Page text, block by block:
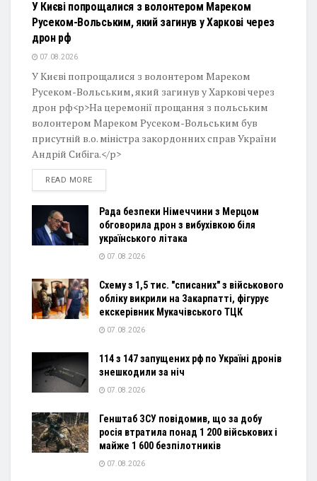
У Києві попрощалися з волонтером Мареком
Русеком-Вольським, який загинув у Харкові через
дрон рф
07.08.2026
У Києві попрощалися з волонтером Мареком
Русеком-Вольським, який загинув у Харкові через
дрон рф<p>На церемонії прощання з польським
волонтером Мареком Русеком-Вольським був
присутній в.о. міністра закордонних справ України
Андрій Сибіга.</p>
READ MOREDETAILS
Рада безпеки Німеччини з Мерцом
обговорила дрон з вибухівкою біля
українського літака
07.08.2026
Схему з 1,5 тис. "списаних" з військового
обліку викрили на Закарпатті, фігурує
екскерівник Мукачівського ТЦК
07.08.2026
114 з 147 запущених рф по Україні дронів
знешкодили за ніч
07.08.2026
Генштаб ЗСУ повідомив, що за добу
росія втратила понад 1 200 військових і
майже 1 600 безпілотників
07.08.2026